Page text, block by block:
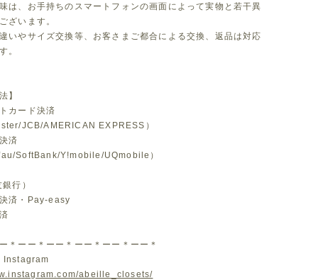
は、お手持ちのスマートフォンの画面によって実物と若干異
ざいます。
いやサイズ交換等、お客さまご都合による交換、返品は対応
。
】
カード決済
JCB/AMERICAN EXPRESS）
済
au/SoftBank/Y!mobile/UQmobile）
行）
決済・Pay-easy
＊ーー＊ーー＊ーー＊ーー＊ーー＊
Instagram
abeille_closets/